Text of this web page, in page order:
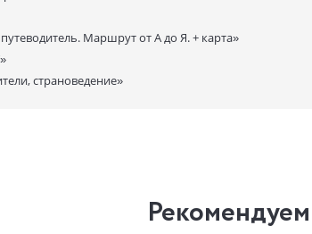
Маршрут от А до Я. + карта»
страноведение»